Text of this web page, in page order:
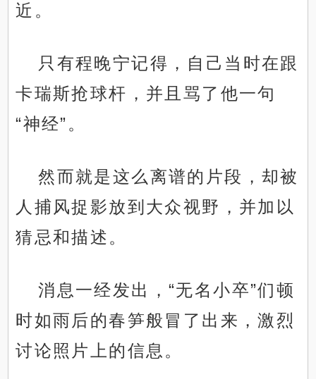
近。
只有程晚宁记得，自己当时在跟
卡瑞斯抢球杆，并且骂了他一句
“神经”。
然而就是这么离谱的片段，却被
人捕风捉影放到大众视野，并加以
猜忌和描述。
消息一经发出，“无名小卒”们顿
时如雨后的春笋般冒了出来，激烈
讨论照片上的信息。